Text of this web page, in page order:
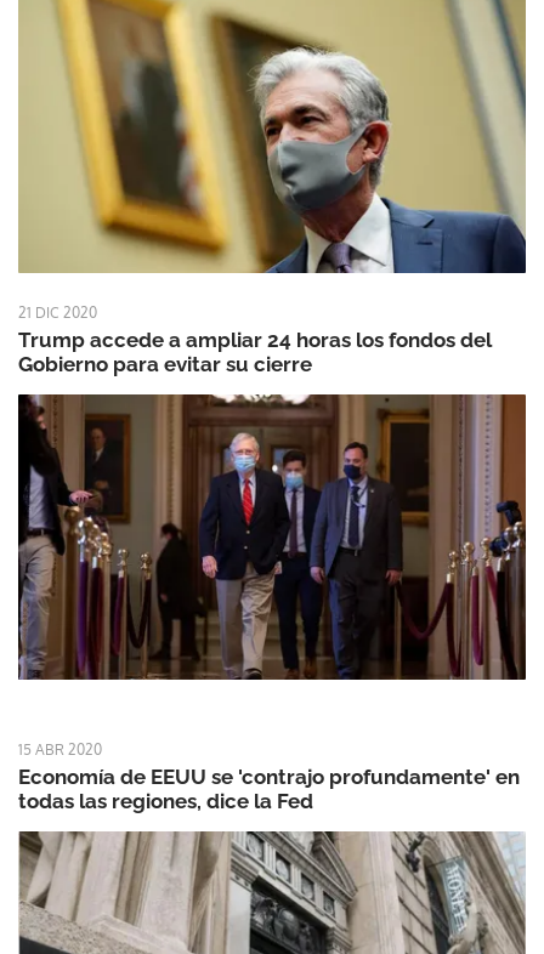
21 DIC 2020
Trump accede a ampliar 24 horas los fondos del
Gobierno para evitar su cierre
15 ABR 2020
Economía de EEUU se 'contrajo profundamente' en
todas las regiones, dice la Fed